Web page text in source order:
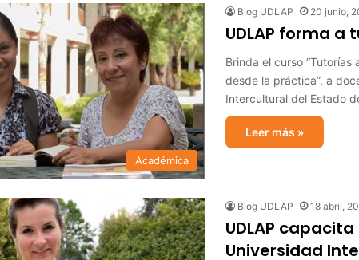
Académica
Blog UDLAP 20 junio,
UDLAP forma
Brinda el curso
desde la práctica”, a
Intercultural del Estado
Leer más »
Blog UDLAP 18 abril,
UDLAP
Universidad